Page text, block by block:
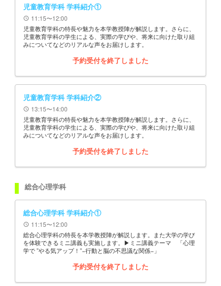
児童教育学科 学科紹介①
schedule 11:15〜12:00
児童教育学科の特長や魅力を本学教授陣が解説します。さらに、
児童教育学科の学生による、実際の学びや、将来に向けた取り組
みについてなどのリアルな声をお届けします。
予約受付を終了しました
児童教育学科 学科紹介②
schedule 13:15〜14:00
児童教育学科の特長や魅力を本学教授陣が解説します。さらに、
児童教育学科の学生による、実際の学びや、将来に向けた取り組
みについてなどのリアルな声をお届けします。
予約受付を終了しました
総合心理学科
総合心理学科 学科紹介①
schedule 11:15〜12:00
総合心理学科の特長を本学教授陣が解説します。また大学の学び
を体験できるミニ講義も実施します。▶ミニ講義テーマ 「心理
学で ”やる気アップ！”−行動と脳の不思議な関係−」
予約受付を終了しました